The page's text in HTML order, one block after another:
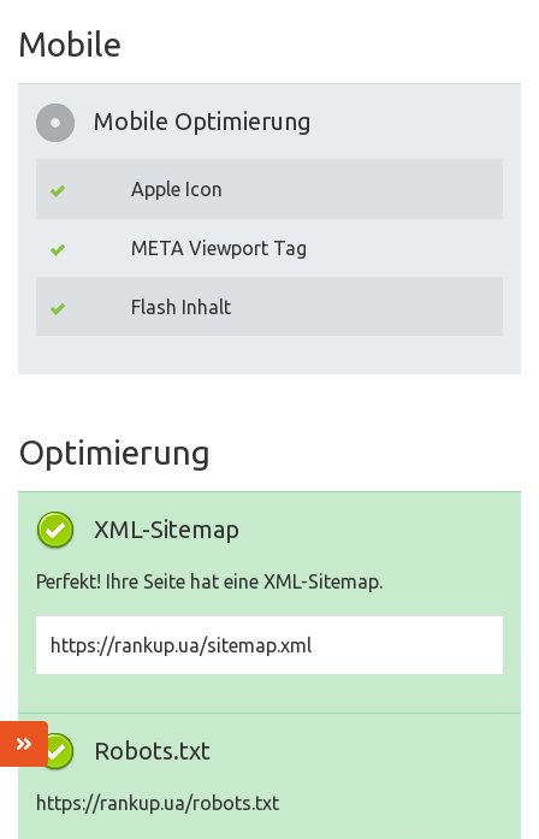
Mobile
Mobile Optimierung
Apple Icon
META Viewport Tag
Flash Inhalt
Optimierung
XML-Sitemap
Perfekt! Ihre Seite hat eine XML-Sitemap.
https://rankup.ua/sitemap.xml
Robots.txt
https://rankup.ua/robots.txt